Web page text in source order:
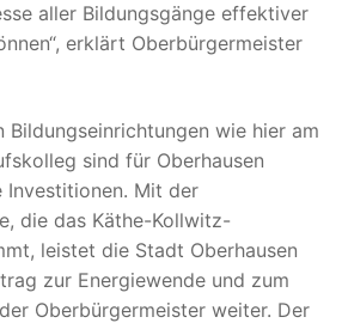
aller Bildungsgänge effektiver
erklärt Oberbürgermeister
Bildungseinrichtungen wie hier am
sind für Oberhausen
Investitionen. Mit der
die das Käthe-Kollwitz-
leistet die Stadt Oberhausen
zur Energiewende und zum
Oberbürgermeister weiter. Der